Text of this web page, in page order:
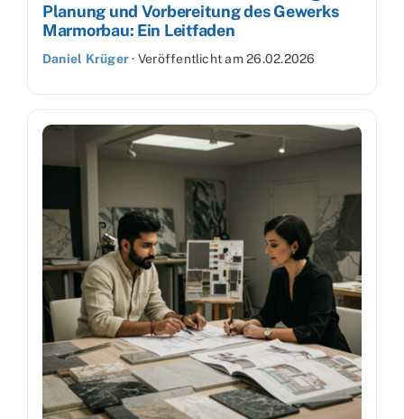
Planung und Vorbereitung des Gewerks
Marmorbau: Ein Leitfaden
Daniel Krüger· Veröffentlicht am26.02.2026